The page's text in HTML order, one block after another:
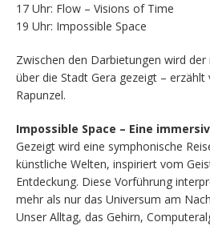
17 Uhr: Flow – Visions of Time
19 Uhr: Impossible Space
Zwischen den Darbietungen wird
über die Stadt Gera gezeigt –
Rapunzel.
Impossible Space – Eine
Gezeigt wird eine symphonische
künstliche Welten, inspiriert vom
Entdeckung. Diese Vorführung
mehr als nur das Universum am
Unser Alltag, das Gehirn,